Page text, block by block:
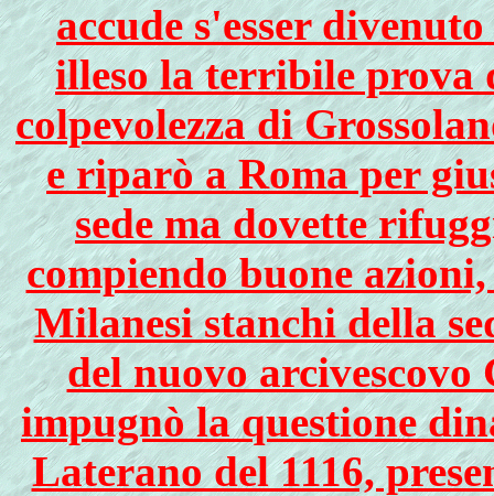
accude s'esser
illeso la terribile prova
colpevolezza di
e riparò a Roma per
sede ma dovette
compiendo buone
Milanesi stanchi della
del nuovo
impugnò la questione
Laterano del 1116,